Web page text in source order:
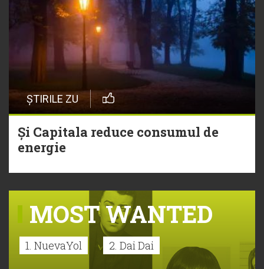
ȘTIRILE ZU
Și Capitala reduce consumul de
energie
MOST WANTED
1. NuevaYol 2. Dai Dai